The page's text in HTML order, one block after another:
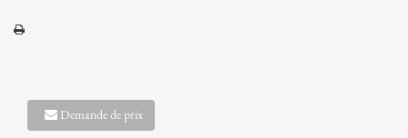
Demande de prix